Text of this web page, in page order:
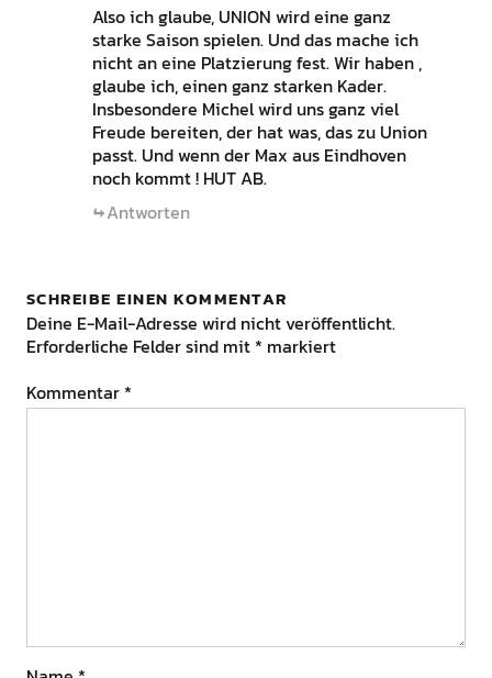
Also ich glaube, UNION wird eine ganz
starke Saison spielen. Und das mache ich
nicht an eine Platzierung fest. Wir haben ,
glaube ich, einen ganz starken Kader.
Insbesondere Michel wird uns ganz viel
Freude bereiten, der hat was, das zu Union
passt. Und wenn der Max aus Eindhoven
noch kommt ! HUT AB.
Antworten
SCHREIBE EINEN KOMMENTAR
Deine E-Mail-Adresse wird nicht veröffentlicht.
Erforderliche Felder sind mit * markiert
Kommentar *